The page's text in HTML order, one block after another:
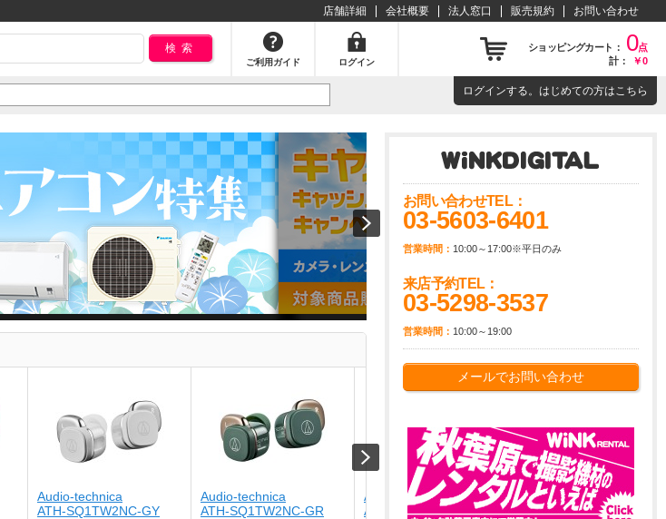
店舗詳細 会社概要 法人窓口 販売規約 お問い合わせ
検索
ご利用ガイド ログイン
ショッピングカート： 0点
計：
￥0
ログインする。はじめての方はこちら
Audio-technica
ATH-SQ1TW2NC-GY
Audio-technica
ATH-SQ1TW2NC-GR
Audio-technica
ATH-SQ1TW2NC-CA
Audio-technica
ATH-SQ1TW2NC-BK
お問い合わせTEL：
03-5603-6401
営業時間： 10:00～17:00※平日のみ
来店予約TEL：
03-5298-3537
営業時間： 10:00～19:00
メールでお問い合わせ